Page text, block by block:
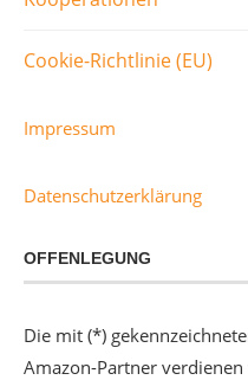
Cookie-Richtlinie (EU)
Impressum
Datenschutzerklärung
OFFENLEGUNG
Die mit (*)
Amazon-Partner